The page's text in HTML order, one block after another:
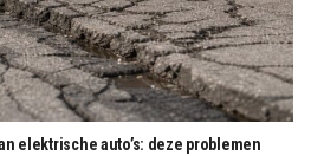
elektrische auto’s: deze problemen